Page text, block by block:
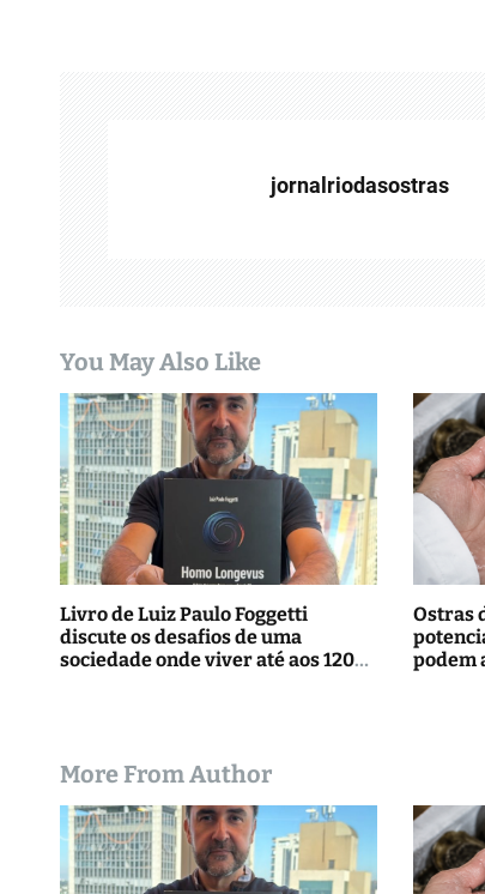
e
P
o
s
t
jornalriodasostras
You May Also Like
Livro de Luiz Paulo Foggetti
discute os desafios de uma
sociedade onde viver até aos 120
Ostras
podem
More From Author